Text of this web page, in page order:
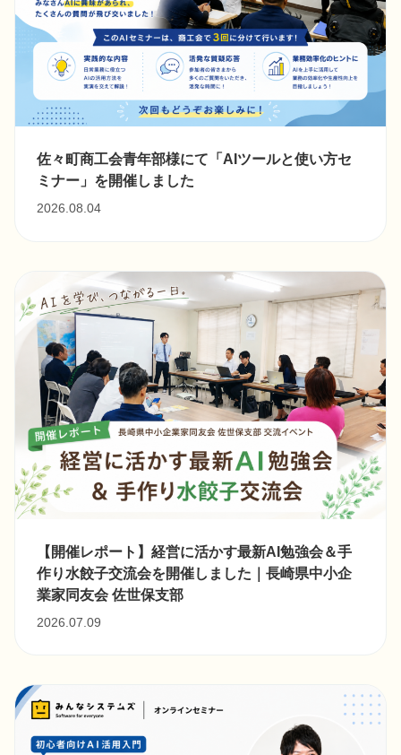
佐々町商工会青年部様にて「AIツールと使い方セ
ミナー」を開催しました
2026.08.04
【開催レポート】経営に活かす最新AI勉強会＆手
作り水餃子交流会を開催しました｜長崎県中小企
業家同友会 佐世保支部
2026.07.09